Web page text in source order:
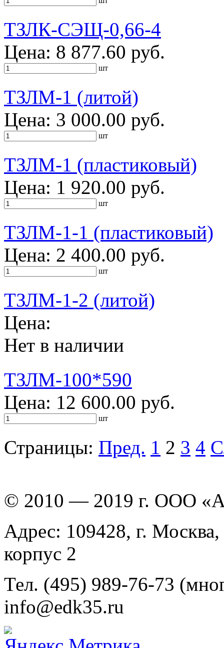
ТЗЛК-СЭЩ-0,66-4
Цена: 8 877.60 руб.
шт
ТЗЛМ-1 (литой)
Цена: 3 000.00 руб.
шт
ТЗЛМ-1 (пластиковый)
Цена: 1 920.00 руб.
шт
ТЗЛМ-1-1 (пластиковый)
Цена: 2 400.00 руб.
шт
ТЗЛМ-1-2 (литой)
Цена:
Нет в наличии
ТЗЛМ-100*590
Цена: 12 600.00 руб.
шт
Страницы: Пред. 1 2 3 4
© 2010 — 2019 г. ООО
Адрес: 109428, г.
корпус 2
Тел. (495) 989-76-73
info@edk35.ru